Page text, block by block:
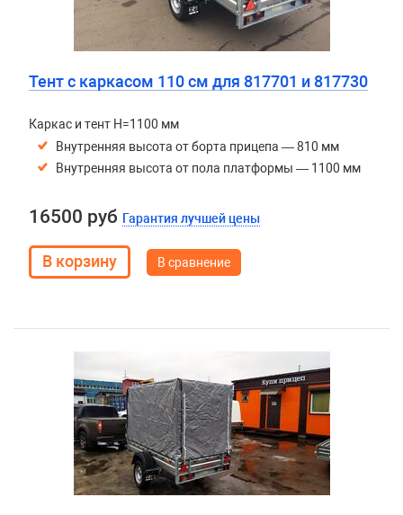
Тент с каркасом 110 см для 817701 и 817730
Каркас и тент H=1100 мм
Внутренняя высота от борта прицепа — 810 мм
Внутренняя высота от пола платформы — 1100 мм
16500 руб Гарантия лучшей цены
В сравнение